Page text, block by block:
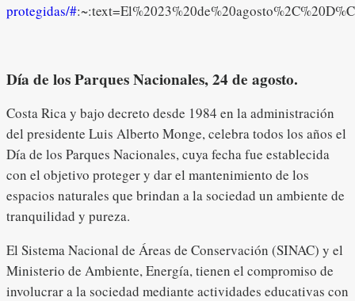
protegidas/#
Día de los Parques Nacionales, 24 de agosto.
Costa Rica y bajo decreto desde 1984 en la administración
del presidente Luis Alberto Monge, celebra todos los años el
Día de los Parques Nacionales, cuya fecha fue establecida
con el objetivo proteger y dar el mantenimiento de los
espacios naturales que brindan a la sociedad un ambiente de
tranquilidad y pureza.
El Sistema Nacional de Áreas de Conservación (SINAC) y el
Ministerio de Ambiente, Energía, tienen el compromiso de
involucrar a la sociedad mediante actividades educativas con